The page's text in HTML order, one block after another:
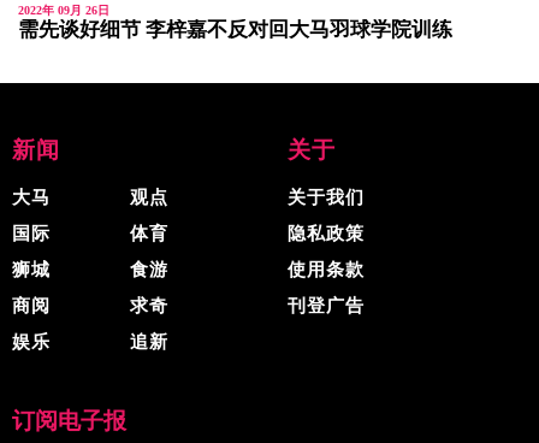
2022年 09月 26日
需先谈好细节 李梓嘉不反对回大马羽球学院训练
新闻
大马
国际
狮城
商阅
娱乐
观点
体育
食游
求奇
追新
关于
关于我们
隐私政策
使用条款
刊登广告
订阅电子报